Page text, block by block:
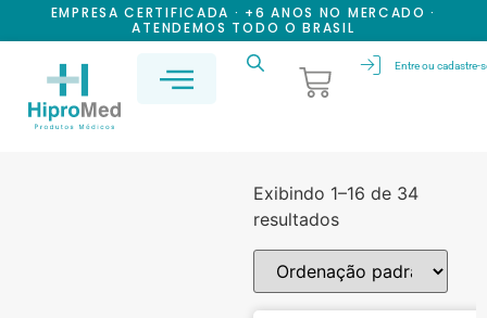
EMPRESA CERTIFICADA · +6 ANOS NO MERCADO ·
ATENDEMOS TODO O BRASIL
Entre ou cadastre-
Exibindo 1–16 de 34
resultados